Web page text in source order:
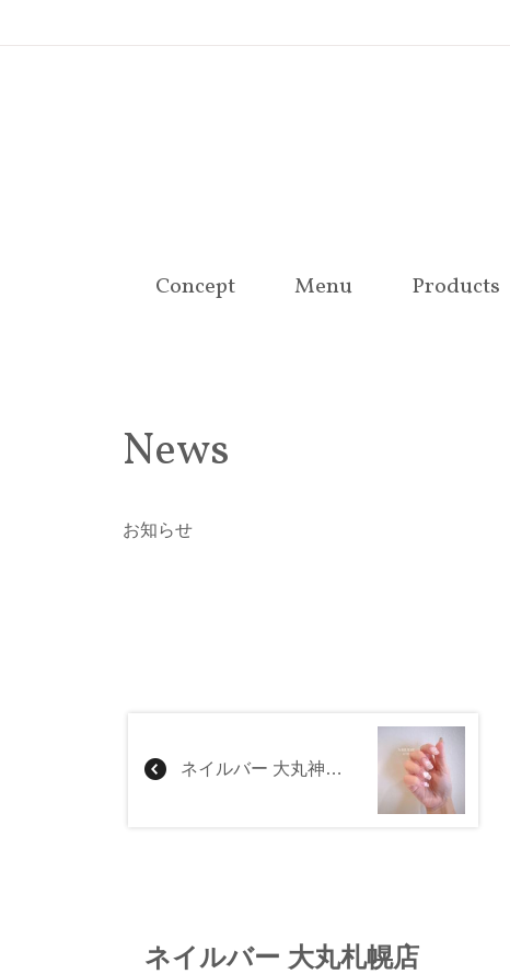
Concept Menu Products
News
お知らせ
ネイルバー 大丸神戸店
ネイルバー 大丸札幌店